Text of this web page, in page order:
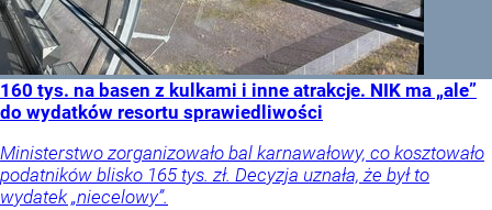
160 tys. na basen z kulkami i inne atrakcje. NIK ma „ale”
do wydatków resortu sprawiedliwości
Ministerstwo zorganizowało bal karnawałowy, co kosztowało
podatników blisko 165 tys. zł. Decyzja uznała, że był to
wydatek „niecelowy”.